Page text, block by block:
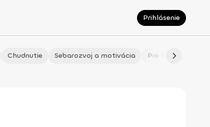
Prihlásenie
Chudnutie Sebarozvoj a motivácia Pre fitmaminky